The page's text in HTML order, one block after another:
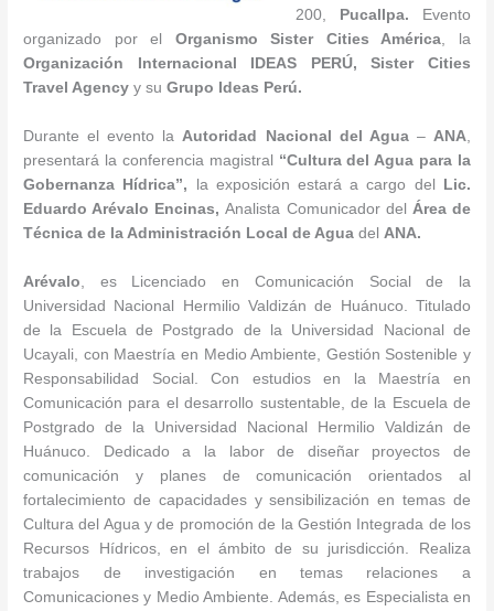
200,
Pucallpa.
Evento
organizado por el Organismo Sister Cities América , la
Organización Internacional IDEAS PERÚ, Sister Cities
Travel Agency y suGrupo Ideas Perú.
Durante el evento la Autoridad Nacional del Agua– ANA,
presentará la conferencia magistral “Cultura del Agua para la
Gobernanza Hídrica”,
la exposición estará a cargo del
Lic.
Eduardo Arévalo Encinas,Analista Comunicador del Área de
Técnica de la Administración Local de Aguadel ANA.
Arévalo , es Licenciado en Comunicación Social de la
Universidad Nacional Hermilio Valdizán de Huánuco. Titulado
de la Escuela de Postgrado de la Universidad Nacional de
Ucayali, con Maestría en Medio Ambiente, Gestión Sostenible y
Responsabilidad Social. Con estudios en la Maestría en
Comunicación para el desarrollo sustentable, de la Escuela de
Postgrado de la Universidad Nacional Hermilio Valdizán de
Huánuco. Dedicado a la labor de diseñar proyectos de
comunicación y planes de comunicación orientados al
fortalecimiento de capacidades y sensibilización en temas de
Cultura del Agua y de promoción de la Gestión Integrada de los
Recursos Hídricos, en el ámbito de su jurisdicción. Realiza
trabajos de investigación en temas relaciones a
Comunicaciones y Medio Ambiente. Además, es Especialista en